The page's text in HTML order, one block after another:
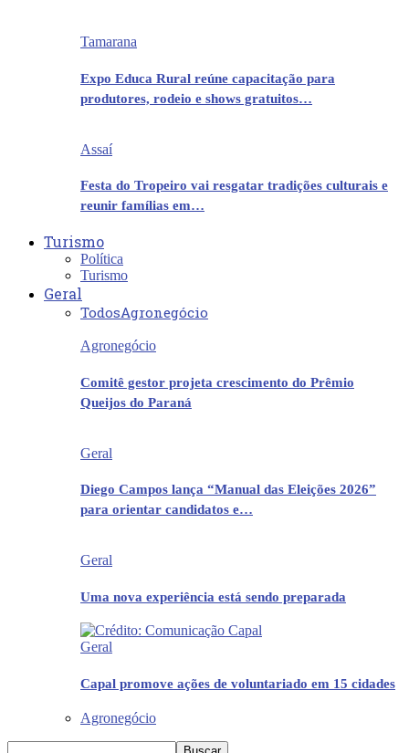
Tamarana
Expo Educa Rural reúne capacitação para
produtores, rodeio e shows gratuitos…
Assaí
Festa do Tropeiro vai resgatar tradições culturais e
reunir famílias em…
Turismo
Política
Turismo
Geral
TodosAgronegócio
Agronegócio
Comitê gestor projeta crescimento do Prêmio
Queijos do Paraná
Geral
Diego Campos lança “Manual das Eleições 2026”
para orientar candidatos e…
Geral
Uma nova experiência está sendo preparada
Geral
Capal promove ações de voluntariado em 15 cidades
Agronegócio